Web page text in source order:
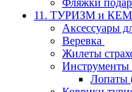
Фляжки
11. ТУРИЗМ и
Аксессуары
Веревка
Жилеты
Инструменты
Лопаты